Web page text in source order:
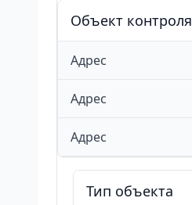
Объект контроля
Адрес
Адрес
Адрес
Тип объекта